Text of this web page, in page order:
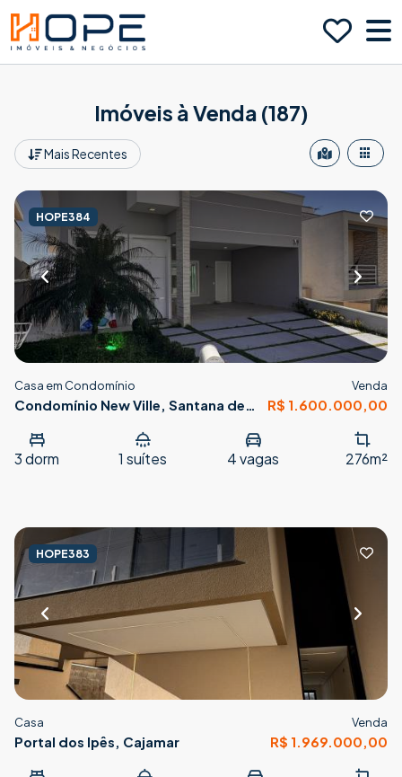
Imóveis à Venda (187)
Mais Recentes
HOPE384
Casa em Condomínio
Condomínio New Ville, Santana de
Venda
R$ 1.600.000,00
3dorm 1 suítes 4vagas 276m²
HOPE383
Casa
Portal dos Ipês, Cajamar
Venda
R$ 1.969.000,00